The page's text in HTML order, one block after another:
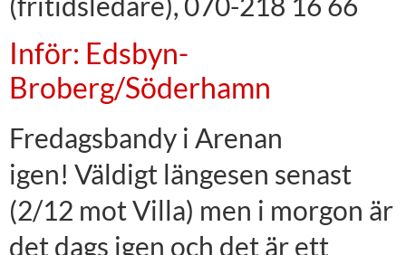
Inför: Edsbyn-
Broberg/Söderhamn
Fredagsbandy i Arenan
igen! Väldigt längesen senast
(2/12 mot Villa) men i morgon är
det dags igen och det är ett